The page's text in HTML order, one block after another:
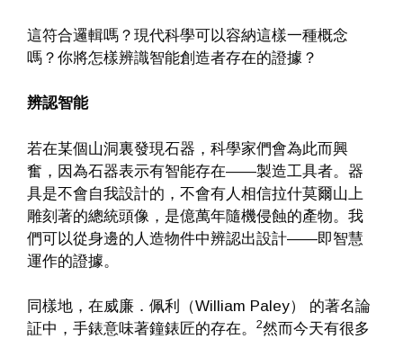
這符合邏輯嗎？現代科學可以容納這樣一種概念
嗎？你將怎樣辨識智能創造者存在的證據？
辨認智能
若在某個山洞裏發現石器，科學家們會為此而興
奮，因為石器表示有智能存在——製造工具者。器
具是不會自我設計的，不會有人相信拉什莫爾山上
雕刻著的總統頭像，是億萬年隨機侵蝕的產物。我
們可以從身邊的人造物件中辨認出設計——即智慧
運作的證據。
同樣地，在威廉．佩利（William Paley） 的著名論
証中，手錶意味著鐘錶匠的存在。
2然而今天有很多